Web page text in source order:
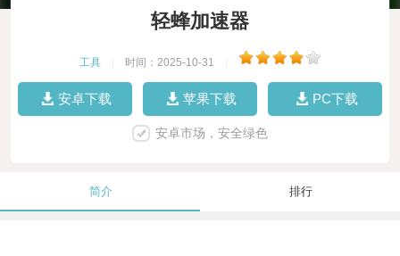
轻蜂加速器
工具 时间：2025-10-31
安卓下载 苹果下载 PC下载
安卓市场，安全绿色
简介 排行